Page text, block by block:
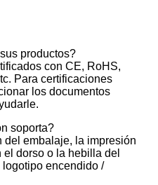
productos?
con CE, RoHS,
Para certificaciones
los documentos
soporta?
embalaje, la impresión
dorso o la hebilla del
encendido /